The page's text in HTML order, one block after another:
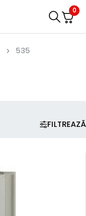
0
535
FILTREAZĂ